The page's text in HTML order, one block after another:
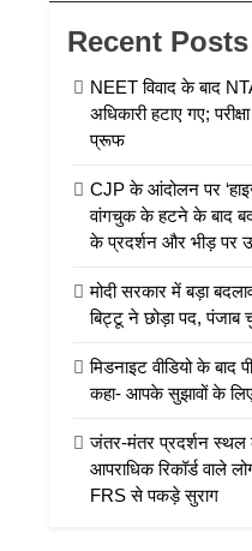
Recent Posts
NEET विवाद के बाद
अधिकारी हटाए गए;
प्रूफ
CJP के आंदोलन पर
वांगचुक के हटने के बाद
के प्रदर्शन और भीड़ पर
मोदी सरकार में बड़ा
बिट्टू ने छोड़ा पद, पंजाब
मिडनाइट वीडियो के
कहा- आपके सुझावों के लिए
जंतर-मंतर प्रदर्शन
आपराधिक रिकॉर्ड वाले
FRS से पकड़े सुराग